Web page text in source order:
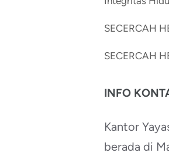
SECERCAH
SECERCAH
INFO
Kantor
berada di